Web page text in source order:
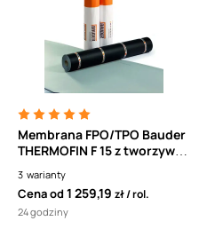
Membrana FPO/TPO Bauder
THERMOFIN F 15 z tworzywa
3 warianty
Cena od1 259,19 zł rol.
24 godziny